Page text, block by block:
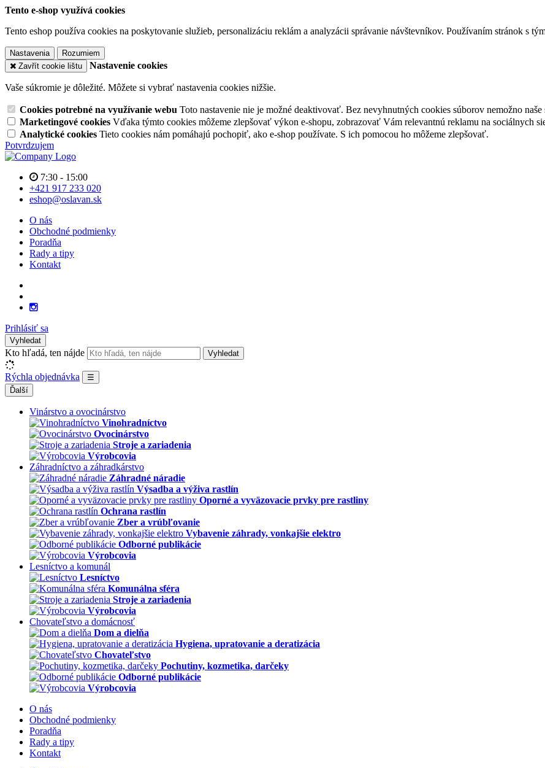
Tento e-shop využívá cookies
Tento eshop používa cookies na poskytovanie služieb, personalizáciu reklám a analyzácii správanie návštevníkov. Používaním stránok s
Nastavenia
Rozumiem
Zavřít cookie lištu
Nastavenie cookies
Vaše súkromie je dôležité. Môžete si vybrať nastavenia cookies nižšie.
Cookies potrebné na využívanie webu Toto nastavenie nie je možné deaktivovať. Bez nevyhnutných cookies súborov nemožno
Marketingové cookies Vďaka týmto cookies môžeme zlepšovať výkon e-shopu, zobrazovať Vám relevantnú reklamu na sociálnych
Analytické cookies Tieto cookies nám pomáhajú pochopiť, ako e-shop používate. S ich pomocou ho môžeme zlepšovať.
Potvrdzujem
7:30 - 15:00
+421 917 233 020
eshop@oslavan.sk
O nás
Obchodné podmienky
Poradňa
Rady a tipy
Kontakt
Prihlásiť sa
Vyhledat
Kto hľadá, ten nájde Vyhledat
Rýchla objednávka
☰
Ďalší
Vinárstvo a ovocinárstvo
Vinohradníctvo
Ovocinárstvo
Stroje a zariadenia
Výrobcovia
Záhradníctvo a záhradkárstvo
Záhradné náradie
Výsadba a výživa rastlín
Oporné a vyväzovacie prvky pre rastliny
Ochrana rastlín
Zber a vrúbľovanie
Vybavenie záhrady, vonkajšie elektro
Odborné publikácie
Výrobcovia
Lesníctvo a komunál
Lesníctvo
Komunálna sféra
Stroje a zariadenia
Výrobcovia
Chovateľstvo a domácnosť
Dom a dielňa
Hygiena, upratovanie a deratizácia
Chovateľstvo
Pochutiny, kozmetika, darčeky
Odborné publikácie
Výrobcovia
O nás
Obchodné podmienky
Poradňa
Rady a tipy
Kontakt